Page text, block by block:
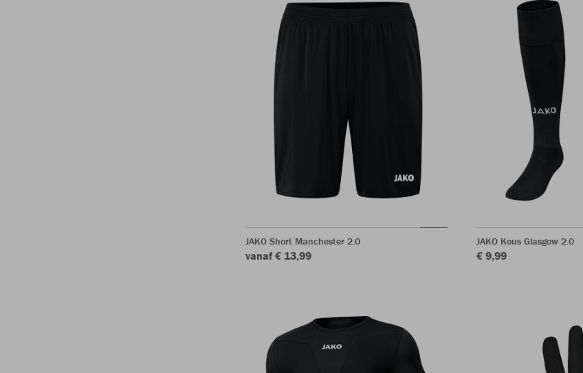
JAKO Short Manchester 2.0
vanaf € 13,99
JAKO Kous Glasgow 2.0
€ 9,99